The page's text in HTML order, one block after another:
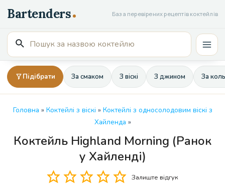
до
вмісту
База перевірених рецептів коктейлів
Пошук
для:
Підібрати За смаком З віскі З джином За
Головна » Коктейлі з віскі » Коктейлі з односолодовим віскі з
Хайленда »
Коктейль Highland Morning (Ранок
у Хайленді)
Залиште відгук
Кількість